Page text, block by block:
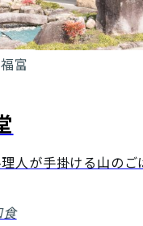
富
人が手掛ける山のご